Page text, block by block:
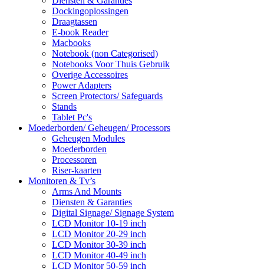
Dockingoplossingen
Draagtassen
E-book Reader
Macbooks
Notebook (non Categorised)
Notebooks Voor Thuis Gebruik
Overige Accessoires
Power Adapters
Screen Protectors/ Safeguards
Stands
Tablet Pc's
Moederborden/ Geheugen/ Processors
Geheugen Modules
Moederborden
Processoren
Riser-kaarten
Monitoren & Tv’s
Arms And Mounts
Diensten & Garanties
Digital Signage/ Signage System
LCD Monitor 10-19 inch
LCD Monitor 20-29 inch
LCD Monitor 30-39 inch
LCD Monitor 40-49 inch
LCD Monitor 50-59 inch